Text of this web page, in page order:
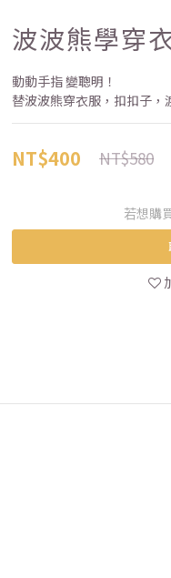
波波熊學穿
動動手指 變聰明！
替波波熊穿衣服，扣扣子，
NT$400 NT$580
若想購